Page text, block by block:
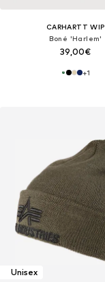
CARHARTT WIP
Boné 'Harlem'
39,00€
+1
Unisex